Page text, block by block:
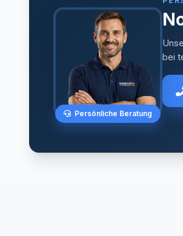
Persönliche Beratung
bei